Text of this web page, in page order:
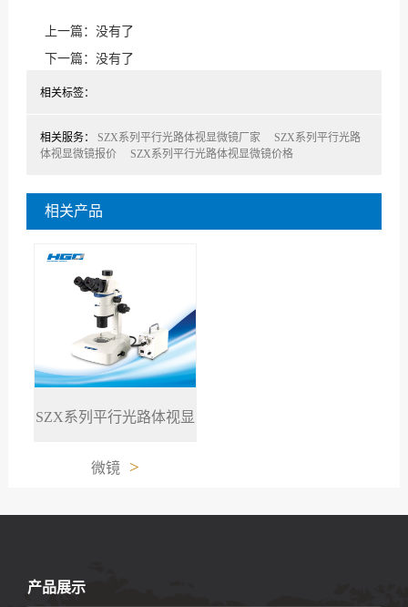
上一篇：没有了
下一篇：没有了
相关标签：
相关服务： SZX系列平行光路体视显微镜厂家
SZX系列平行光路
体视显微镜报价
SZX系列平行光路体视显微镜价格
相关产品
SZX系列平行光路体视显
微镜 >
产品展示